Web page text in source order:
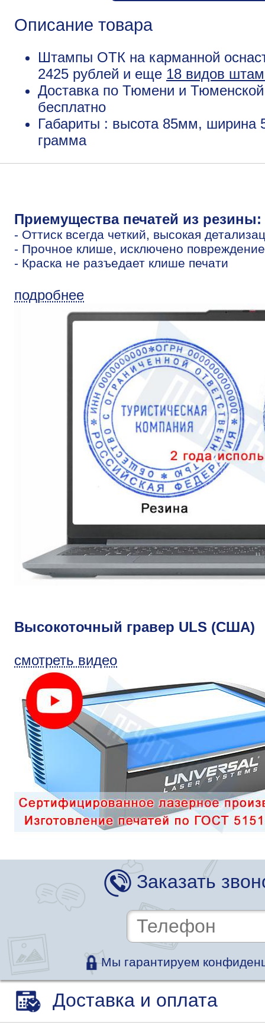
Описание товара
Штампы ОТК на карманной
2425 рублей и еще 18 видов
Доставка по Тюмени и
бесплатно
Габариты : высота 85мм, ширина
грамма
Приемущества печатей из резины:
- Оттиск всегда четкий, высокая
- Прочное клише, исключено
- Краска не разъедает клише печати
подробнее
Высокоточный гравер ULS (США)
смотреть видео
Заказать
Мы гарантируем
Доставка и оплата